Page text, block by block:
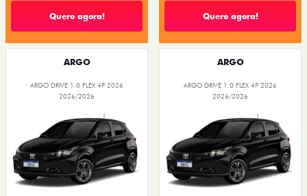
Quero agora! Quero agora!
ARGO
ARGO DRIVE 1.0 FLEX 4P 2026
2026/2026
ARGO
ARGO DRIVE 1.0 FLEX 4P 2026
2026/2026